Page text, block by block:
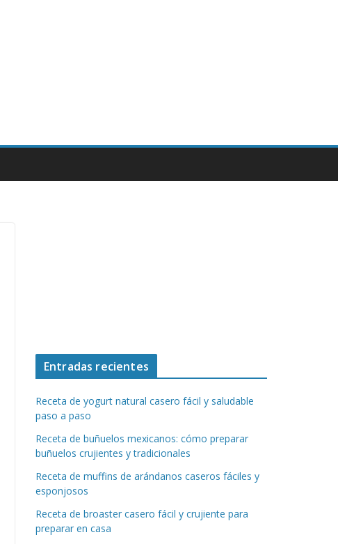
Entradas recientes
Receta de yogurt natural casero fácil y saludable
paso a paso
Receta de buñuelos mexicanos: cómo preparar
buñuelos crujientes y tradicionales
Receta de muffins de arándanos caseros fáciles y
esponjosos
Receta de broaster casero fácil y crujiente para
preparar en casa